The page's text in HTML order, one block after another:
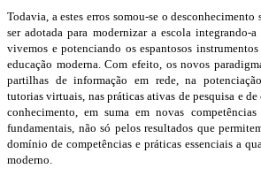
Todavia, a estes erros somou-se o desconhecimento
ser adotada para modernizar a escola
vivemos e potenciando os espantosos
educação moderna. Com efeito, os novos
partilhas de informação em rede, na
tutorias virtuais, nas práticas ativas de pesquisa e
conhecimento, em suma em novas
fundamentais, não só pelos resultados que
domínio de competências e práticas essenciais a
moderno.